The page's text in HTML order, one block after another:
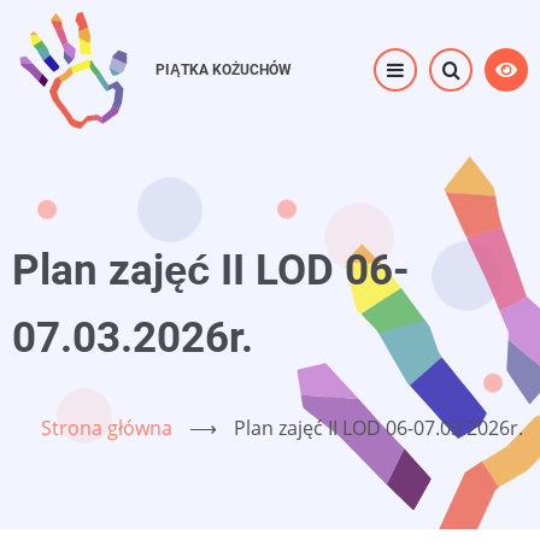
Przejdź
treści
PIĄTKA KOŻUCHÓW
Plan zajęć II LOD 06-
07.03.2026r.
Strona główna ⟶ Plan zajęć II LOD 06-07.03.2026r.